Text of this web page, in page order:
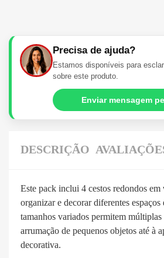
Precisa de ajuda?
Estamos disponíveis para
sobre este produto.
Enviar mensagem
DESCRIÇÃO
Este pack inclui 4 cestos redondos em
organizar e decorar diferentes espaços
tamanhos variados permitem
arrumação de pequenos objetos até à
decorativa.